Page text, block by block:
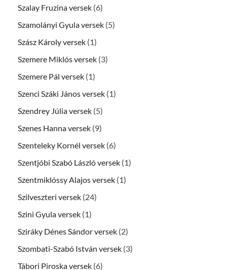
Szalay Fruzina versek (6)
Szamolányi Gyula versek (5)
Szász Károly versek (1)
Szemere Miklós versek (3)
Szemere Pál versek (1)
Szenci Száki János versek (1)
Szendrey Júlia versek (5)
Szenes Hanna versek (9)
Szenteleky Kornél versek (6)
Szentjóbi Szabó László versek (1)
Szentmiklóssy Alajos versek (1)
Szilveszteri versek (24)
Szini Gyula versek (1)
Sziráky Dénes Sándor versek (2)
Szombati-Szabó István versek (3)
Tábori Piroska versek (6)